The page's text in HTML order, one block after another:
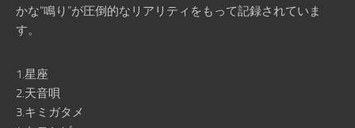
かな”鳴り”が圧倒的なリアリティをもって記録されていま
す。
1.星座
2.天音唄
3.キミガタメ